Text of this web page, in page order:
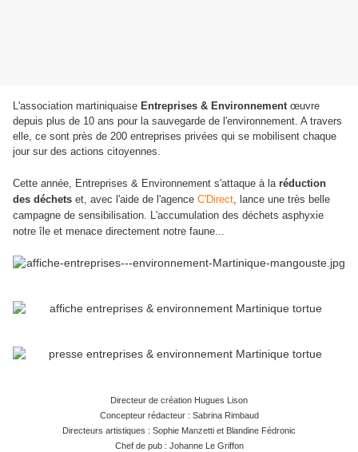
L'association martiniquaise Entreprises & Environnementœuvre
depuis plus de 10 ans pour la sauvegarde de l'environnement. A travers
elle, ce sont près de 200 entreprises privées qui se mobilisent chaque
jour sur des actions citoyennes.
Cette année, Entreprises & Environnement s'attaque à la réduction
des déchets et, avec l'aide de l'agence C'Direct, lance une très belle
campagne de sensibilisation. L'accumulation des déchets asphyxie
notre île et menace directement notre faune...
Directeur de création Hugues Lison
Concepteur rédacteur : Sabrina Rimbaud
Directeurs artistiques : Sophie Manzetti et Blandine Fédronic
Chef de pub : Johanne Le Griffon